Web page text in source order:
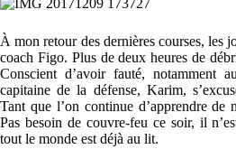
À mon retour des dernières courses, les
coach Figo. Plus de deux heures de
Conscient d’avoir fauté, notamment
capitaine de la défense, Karim,
Tant que l’on continue d’apprendre de
Pas besoin de couvre-feu ce soir, il
tout le monde est déjà au lit.